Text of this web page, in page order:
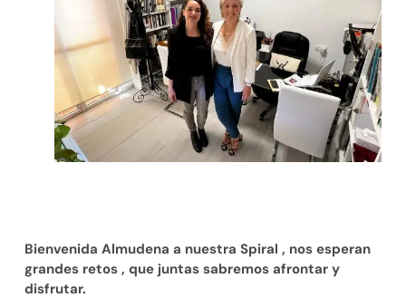
Bienvenida Almudena a nuestra Spiral , nos esperan
grandes retos , que juntas sabremos afrontar y
disfrutar.